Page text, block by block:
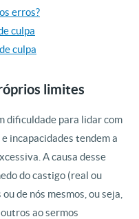
erros?
culpa
culpa
limites
dificuldade para lidar com
incapacidades tendem a
A causa desse
do castigo (real ou
de nós mesmos, ou seja,
ao sermos